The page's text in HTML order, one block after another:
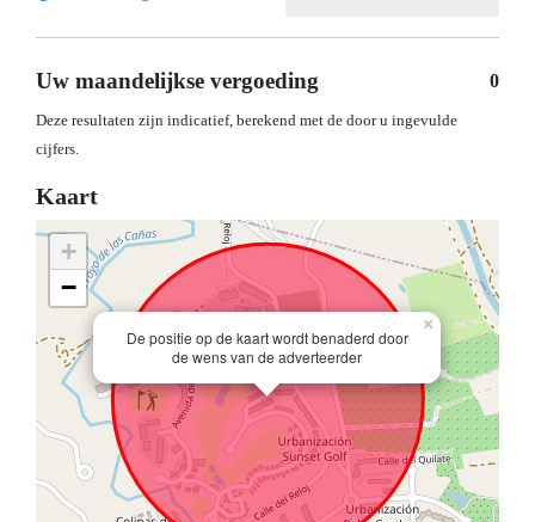
Uw maandelijkse vergoeding 0
Deze resultaten zijn indicatief, berekend met de door u ingevulde
cijfers.
Kaart
De positie op de kaart wordt benaderd door
de wens van de adverteerder
×
+
−